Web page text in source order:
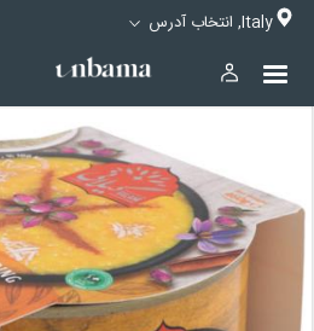
Italy, انتخاب آدرس